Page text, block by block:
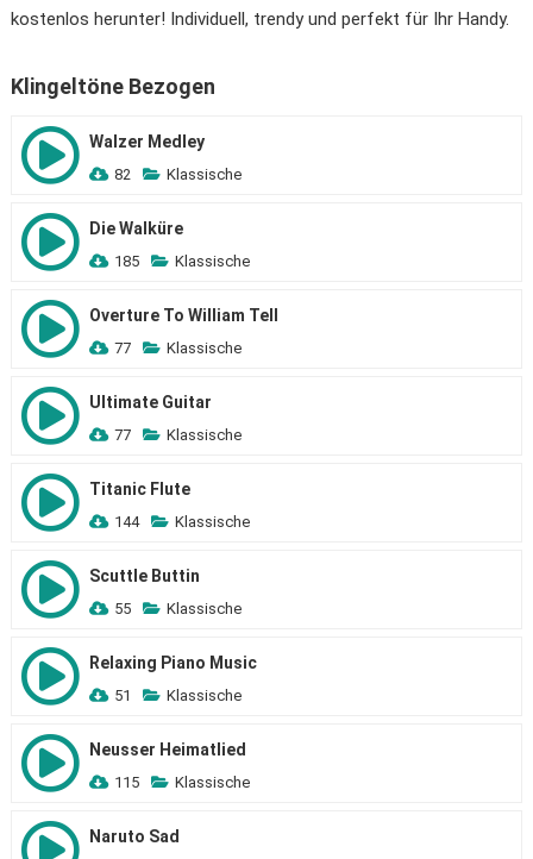
kostenlos herunter! Individuell, trendy und perfekt für Ihr Handy.
Klingeltöne Bezogen
Walzer Medley
82 Klassische
Die Walküre
185 Klassische
Overture To William Tell
77 Klassische
Ultimate Guitar
77 Klassische
Titanic Flute
144 Klassische
Scuttle Buttin
55 Klassische
Relaxing Piano Music
51 Klassische
Neusser Heimatlied
115 Klassische
Naruto Sad